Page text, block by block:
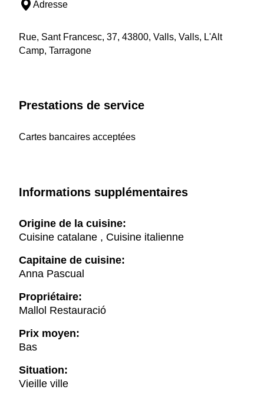
Adresse
Rue, Sant Francesc, 37, 43800, Valls, Valls, L'Alt
Camp, Tarragone
Prestations de service
Cartes bancaires acceptées
Informations supplémentaires
Origine de la cuisine:
Cuisine catalane , Cuisine italienne
Capitaine de cuisine:
Anna Pascual
Propriétaire:
Mallol Restauració
Prix moyen:
Bas
Situation:
Vieille ville